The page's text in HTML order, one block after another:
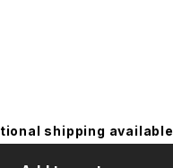
shipping available